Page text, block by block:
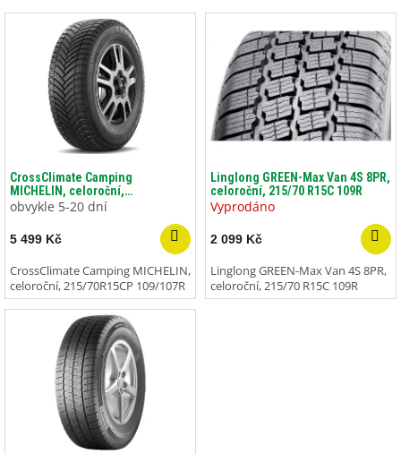
V
d
u
k
t
CrossClimate Camping
MICHELIN, celoroční,
215/70R15CP 109/107R
obvykle 5-20 dní
5 499 Kč
CrossClimate Camping MICHELIN,
celoroční, 215/70R15CP 109/107R
Linglong GREEN-Max Van 4S 8PR,
celoroční, 215/70 R15C 109R
Vyprodáno
2 099 Kč
Linglong GREEN-Max Van 4S 8PR,
celoroční, 215/70 R15C 109R